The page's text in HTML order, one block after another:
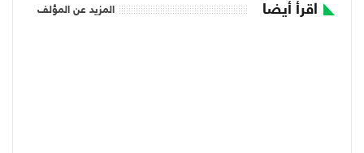
اقرأ أيضا المزيد عن المؤلف